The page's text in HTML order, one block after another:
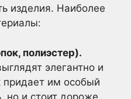
изделия. Наиболее
полиэстер).
элегантно и
им особый
но и стоит дороже.